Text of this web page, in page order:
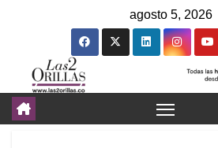
agosto 5, 2026